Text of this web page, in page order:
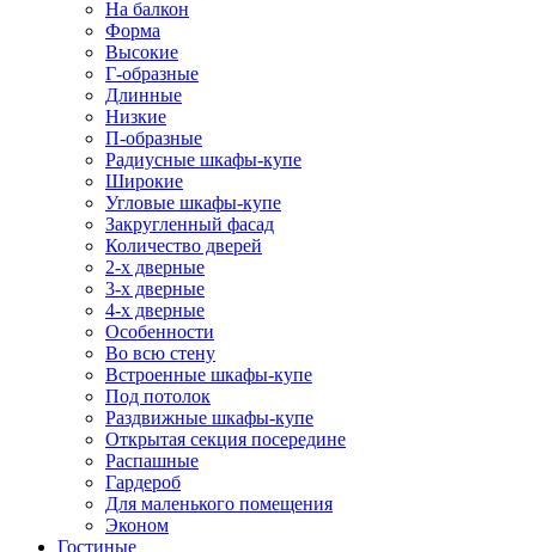
На балкон
Форма
Высокие
Г-образные
Длинные
Низкие
П-образные
Радиусные шкафы-купе
Широкие
Угловые шкафы-купе
Закругленный фасад
Количество дверей
2-х дверные
3-х дверные
4-х дверные
Особенности
Во всю стену
Встроенные шкафы-купе
Под потолок
Раздвижные шкафы-купе
Открытая секция посередине
Распашные
Гардероб
Для маленького помещения
Эконом
Гостиные